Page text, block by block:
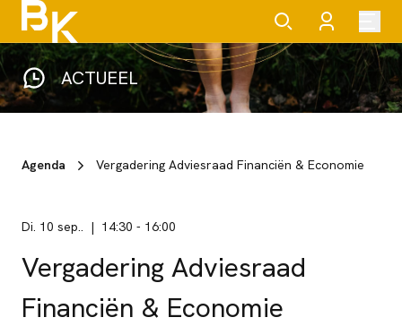
ACTUEEL
Agenda Vergadering Adviesraad Financiën & Economie
di. 10 sep.. 14:30 - 16:00
Vergadering Adviesraad
Financiën & Economie